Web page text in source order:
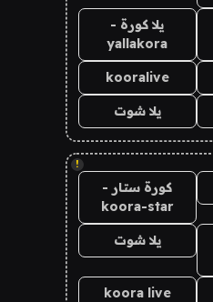
يلا كورة -
yallakora
kooralive
يلا شوت
!
كورة ستار -
koora-star
يلا شوت
koora live